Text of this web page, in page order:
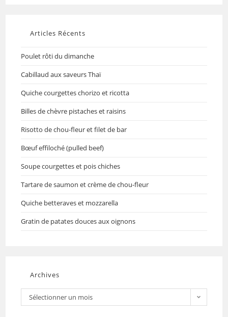
Articles Récents
Poulet rôti du dimanche
Cabillaud aux saveurs Thaï
Quiche courgettes chorizo et ricotta
Billes de chèvre pistaches et raisins
Risotto de chou-fleur et filet de bar
Bœuf effiloché (pulled beef)
Soupe courgettes et pois chiches
Tartare de saumon et crème de chou-fleur
Quiche betteraves et mozzarella
Gratin de patates douces aux oignons
Archives
Sélectionner un mois